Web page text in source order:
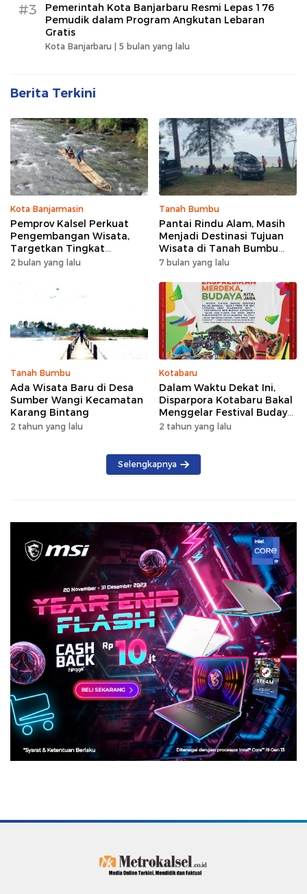
#3
Pemerintah Kota Banjarbaru Resmi Lepas 176
Pemudik dalam Program Angkutan Lebaran
Gratis
Kota Banjarbaru | 5 bulan yang lalu
Berita Terkini
Kota Banjarmasin
Pemprov Kalsel Perkuat
Pengembangan Wisata,
Targetkan Tingkat
Kunjungan Naik 5 Persen di
2 bulan yang lalu
Tanah Bumbu
Pantai Rindu Alam, Masih
Menjadi Destinasi Tujuan
Wisata di Tanah Bumbu
dengan Rindangnya Pohon
7 bulan yang lalu
Tanah Bumbu
Ada Wisata Baru di Desa
Sumber Wangi Kecamatan
Karang Bintang
2 tahun yang lalu
Kotabaru
Dalam Waktu Dekat Ini,
Disparpora Kotabaru Bakal
Menggelar Festival Budaya
Saijaan 2024
2 tahun yang lalu
Selengkapnya